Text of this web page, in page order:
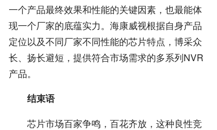
一个产品最终效果和性能的关键因素，也最能体
现一个厂家的底蕴实力。海康威视根据自身产品
定位以及不同厂家不同性能的芯片特点，博采众
长、扬长避短，提供符合市场需求的多系列NVR
产品。
结束语
芯片市场百家争鸣，百花齐放，这种良性竞